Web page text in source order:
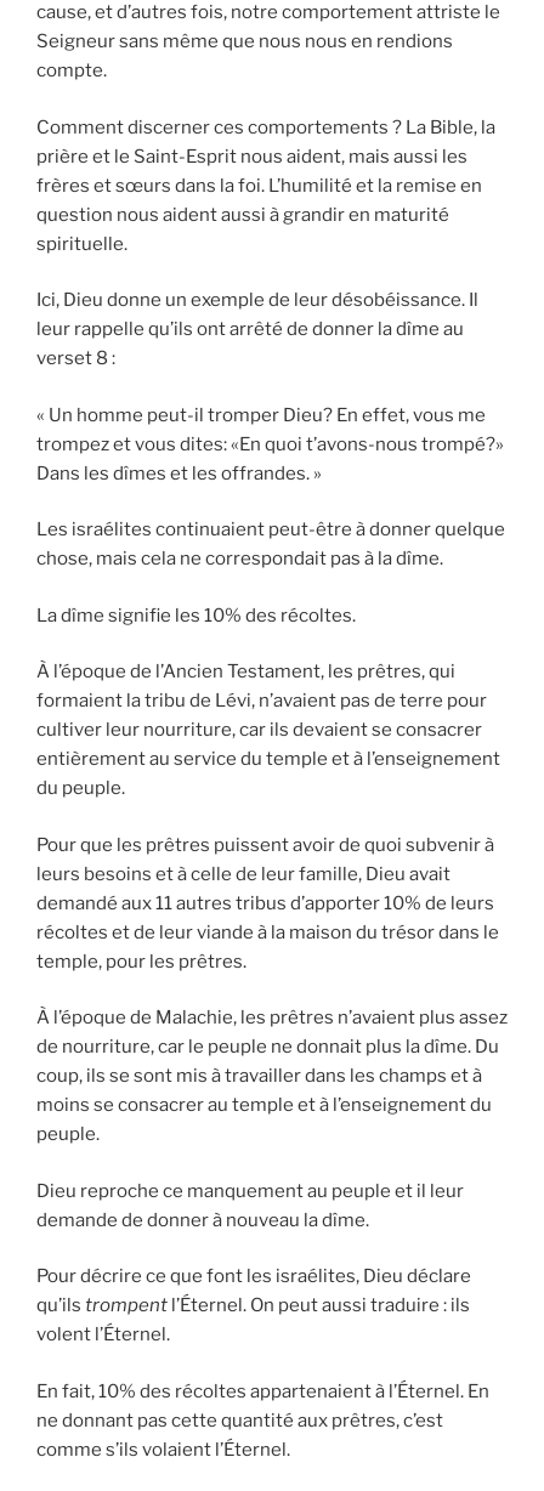
cause, et d’autres fois, notre comportement attriste le
Seigneur sans même que nous nous en rendions
compte.
Comment discerner ces comportements ? La Bible, la
prière et le Saint-Esprit nous aident, mais aussi les
frères et sœurs dans la foi. L’humilité et la remise en
question nous aident aussi à grandir en maturité
spirituelle.
Ici, Dieu donne un exemple de leur désobéissance. Il
leur rappelle qu’ils ont arrêté de donner la dîme au
verset 8 :
« Un homme peut-il tromper Dieu? En effet, vous me
trompez et vous dites: «En quoi t’avons-nous trompé?»
Dans les dîmes et les offrandes. »
Les israélites continuaient peut-être à donner quelque
chose, mais cela ne correspondait pas à la dîme.
La dîme signifie les 10% des récoltes.
À l’époque de l’Ancien Testament, les prêtres, qui
formaient la tribu de Lévi, n’avaient pas de terre pour
cultiver leur nourriture, car ils devaient se consacrer
entièrement au service du temple et à l’enseignement
du peuple.
Pour que les prêtres puissent avoir de quoi subvenir à
leurs besoins et à celle de leur famille, Dieu avait
demandé aux 11 autres tribus d’apporter 10% de leurs
récoltes et de leur viande à la maison du trésor dans le
temple, pour les prêtres.
À l’époque de Malachie, les prêtres n’avaient plus assez
de nourriture, car le peuple ne donnait plus la dîme. Du
coup, ils se sont mis à travailler dans les champs et à
moins se consacrer au temple et à l’enseignement du
peuple.
Dieu reproche ce manquement au peuple et il leur
demande de donner à nouveau la dîme.
Pour décrire ce que font les israélites, Dieu déclare
qu’ils trompent l’Éternel. On peut aussi traduire : ils
volent l’Éternel.
En fait, 10% des récoltes appartenaient à l’Éternel. En
ne donnant pas cette quantité aux prêtres, c’est
comme s’ils volaient l’Éternel.